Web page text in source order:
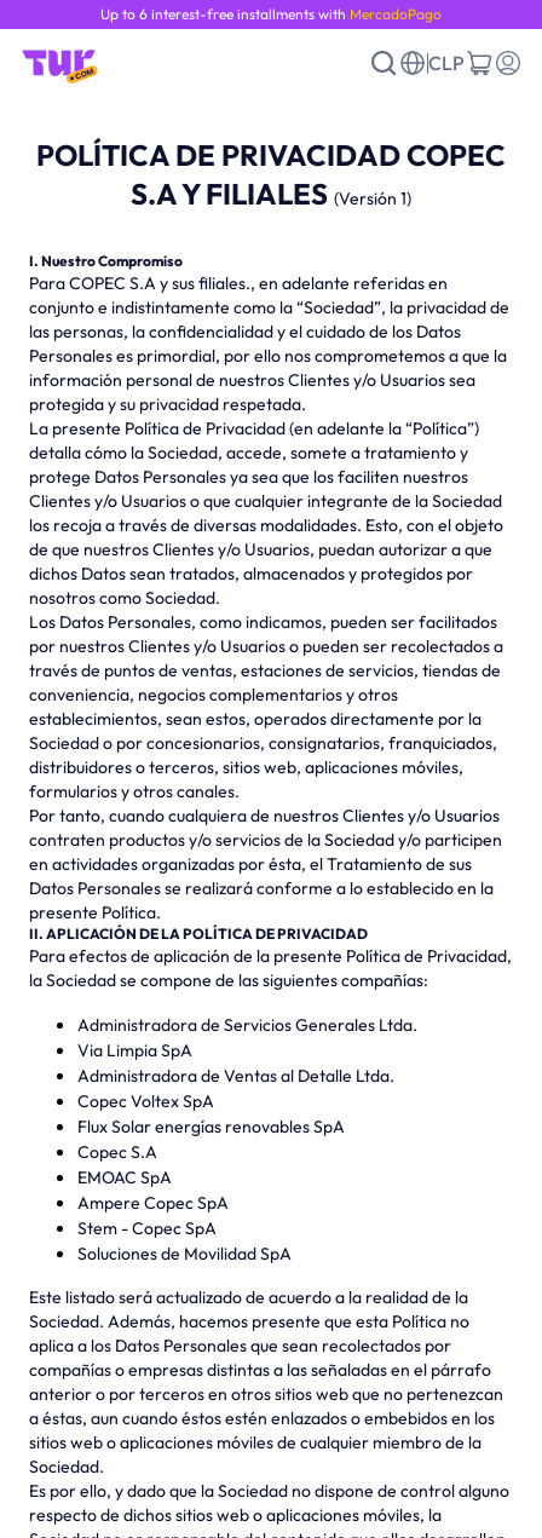
Up to 6 interest-free installments with MercadoPago
CLP
POLÍTICA DE PRIVACIDAD COPEC
S.A Y FILIALES (Versión 1)
I. Nuestro Compromiso
Para COPEC S.A y sus filiales., en adelante referidas en
conjunto e indistintamente como la “Sociedad”, la privacidad de
las personas, la confidencialidad y el cuidado de los Datos
Personales es primordial, por ello nos comprometemos a que la
información personal de nuestros Clientes y/o Usuarios sea
protegida y su privacidad respetada.
La presente Política de Privacidad (en adelante la “Política”)
detalla cómo la Sociedad, accede, somete a tratamiento y
protege Datos Personales ya sea que los faciliten nuestros
Clientes y/o Usuarios o que cualquier integrante de la Sociedad
los recoja a través de diversas modalidades. Esto, con el objeto
de que nuestros Clientes y/o Usuarios, puedan autorizar a que
dichos Datos sean tratados, almacenados y protegidos por
nosotros como Sociedad.
Los Datos Personales, como indicamos, pueden ser facilitados
por nuestros Clientes y/o Usuarios o pueden ser recolectados a
través de puntos de ventas, estaciones de servicios, tiendas de
conveniencia, negocios complementarios y otros
establecimientos, sean estos, operados directamente por la
Sociedad o por concesionarios, consignatarios, franquiciados,
distribuidores o terceros, sitios web, aplicaciones móviles,
formularios y otros canales.
Por tanto, cuando cualquiera de nuestros Clientes y/o Usuarios
contraten productos y/o servicios de la Sociedad y/o participen
en actividades organizadas por ésta, el Tratamiento de sus
Datos Personales se realizará conforme a lo establecido en la
presente Política.
II. APLICACIÓN DE LA POLÍTICA DE PRIVACIDAD
Para efectos de aplicación de la presente Política de Privacidad,
la Sociedad se compone de las siguientes compañías:
Administradora de Servicios Generales Ltda.
Via Limpia SpA
Administradora de Ventas al Detalle Ltda.
Copec Voltex SpA
Flux Solar energías renovables SpA
Copec S.A
EMOAC SpA
Ampere Copec SpA
Stem - Copec SpA
Soluciones de Movilidad SpA
Este listado será actualizado de acuerdo a la realidad de la
Sociedad. Además, hacemos presente que esta Política no
aplica a los Datos Personales que sean recolectados por
compañías o empresas distintas a las señaladas en el párrafo
anterior o por terceros en otros sitios web que no pertenezcan
a éstas, aun cuando éstos estén enlazados o embebidos en los
sitios web o aplicaciones móviles de cualquier miembro de la
Sociedad.
Es por ello, y dado que la Sociedad no dispone de control alguno
respecto de dichos sitios web o aplicaciones móviles, la